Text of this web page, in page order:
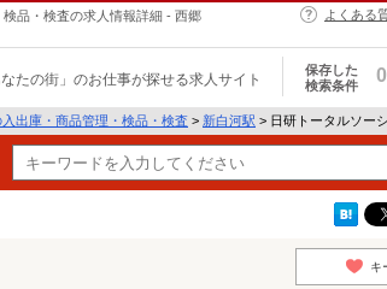
品・検査の求人情報詳細 - 西郷
よくある
なたの街」のお仕事が探せる求人サイト
保存した
検索条件
0
出庫・商品管理・検品・検査 > 新白河駅 > 日研トータルソー
キ